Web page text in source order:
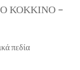
ΚΟΚΚΙΝΟ –
πεδία